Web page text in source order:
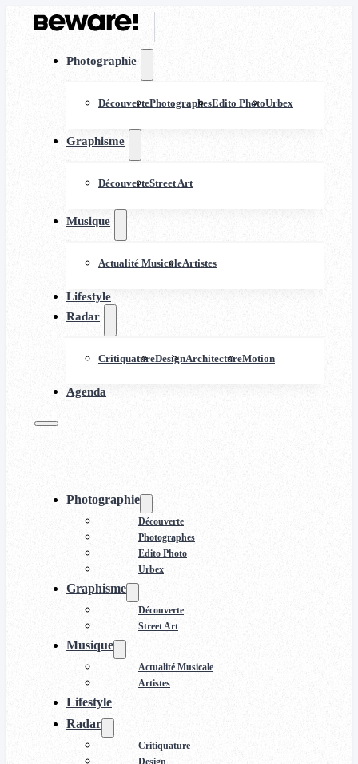
Photographie
DécouvertePhotographesEdito PhotoUrbex
Graphisme
DécouverteStreet Art
Musique
Actualité MusicaleArtistes
Lifestyle
Radar
CritiquatureDesignArchitectureMotion
Agenda
Photographie
Découverte
Photographes
Edito Photo
Urbex
Graphisme
Découverte
Street Art
Musique
Actualité Musicale
Artistes
Lifestyle
Radar
Critiquature
Design